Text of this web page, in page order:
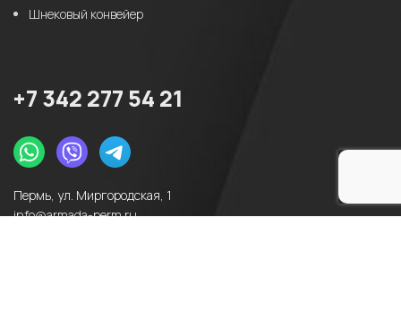
Шнековый конвейер
+7 342 277 54 21
Пермь, ул. Миргородская, 1
info@armada-perm.ru